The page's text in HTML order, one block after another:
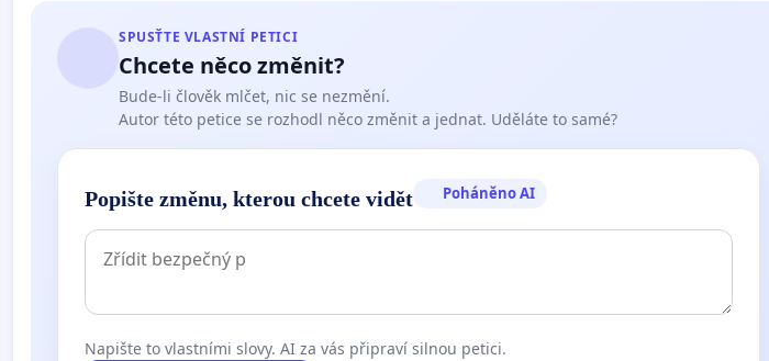
SPUSŤTE VLASTNÍ PETICI
Chcete něco změnit?
Bude-li člověk mlčet, nic se nezmění.
Autor této petice se rozhodl něco změnit a jednat. Uděláte to samé?
Popište změnu, kterou chcete vidět Poháněno AI
Napište to vlastními slovy. AI za vás připraví silnou petici.